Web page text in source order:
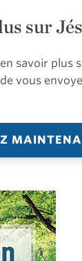
sur
savoir plus
vous